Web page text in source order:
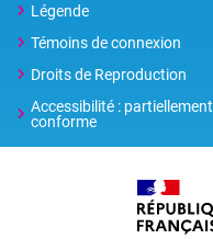
Légende
Témoins de connexion
Droits de Reproduction
Accessibilité : partiellement
conforme